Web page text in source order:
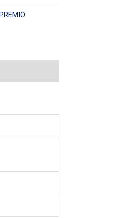
PREMIO